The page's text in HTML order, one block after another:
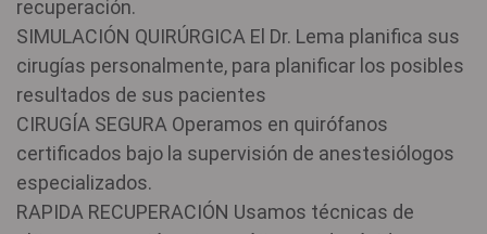
recuperación.
SIMULACIÓN QUIRÚRGICA El Dr. Lema planifica sus
cirugías personalmente, para planificar los posibles
resultados de sus pacientes
CIRUGÍA SEGURA Operamos en quirófanos
certificados bajo la supervisión de anestesiólogos
especializados.
RAPIDA RECUPERACIÓN Usamos técnicas de